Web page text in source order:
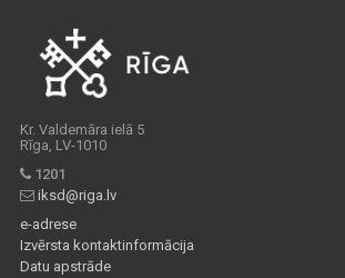
Kr. Valdemāra ielā 5
Rīga, LV-1010
1201
iksd@riga.lv
e-adrese
Izvērsta kontaktinformācija
Datu apstrāde